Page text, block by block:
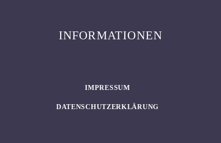
INFORMATIONEN
IMPRESSUM
DATENSCHUTZERKLÄRUNG